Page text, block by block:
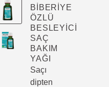
BIBERIYE
ÖZLÜ
BESLEYICI
SAÇ
BAKIM
YAĞI
Saçı
dipten